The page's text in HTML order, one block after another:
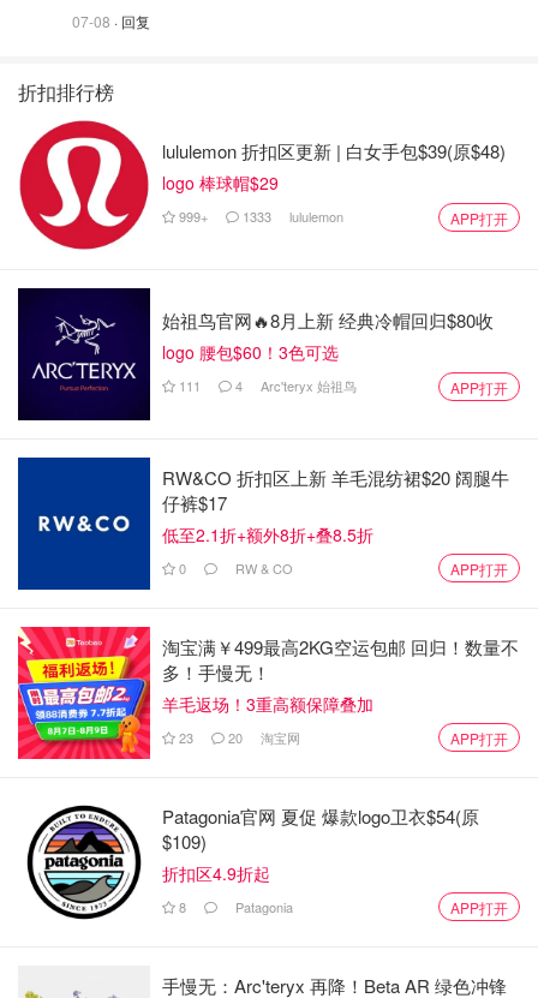
07-08 · 回复
折扣排行榜
lululemon 折扣区更新 | 白女手包$39(原$48)
logo 棒球帽$29
999+ 1333 lululemon APP打开
始祖鸟官网🔥8月上新 经典冷帽回归$80收
logo 腰包$60！3色可选
111 4 Arc'teryx 始祖鸟 APP打开
RW&CO 折扣区上新 羊毛混纺裙$20 阔腿牛
仔裤$17
低至2.1折+额外8折+叠8.5折
0 RW & CO APP打开
淘宝满￥499最高2KG空运包邮 回归！数量不
多！手慢无！
羊毛返场！3重高额保障叠加
23 20 淘宝网 APP打开
Patagonia官网 夏促 爆款logo卫衣$54(原
$109)
折扣区4.9折起
8 Patagonia APP打开
手慢无：Arc'teryx 再降！Beta AR 绿色冲锋